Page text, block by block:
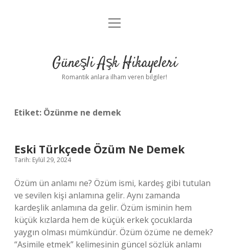
Anasayfa
Yasal Uyarı
menüyü
Güneşli Aşk Hikayeleri
Romantik anlara ilham veren bilgiler!
Etiket: Özünme ne demek
Eski Türkçede Özüm Ne Demek
Tarih: Eylül 29, 2024
Özüm ün anlamı ne? Özüm ismi, kardeş gibi tutulan
ve sevilen kişi anlamına gelir. Aynı zamanda
kardeşlik anlamına da gelir. Özüm isminin hem
küçük kızlarda hem de küçük erkek çocuklarda
yaygın olması mümkündür. Özüm özüme ne demek?
“Asimile etmek” kelimesinin güncel sözlük anlamı